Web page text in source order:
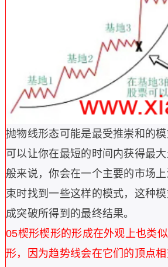
抛物线形态可能是最受推崇和的
可以让你在最短的时间内获得最
般来说，你会在一个主要的市场
束时找到一些这样的模式，这种
成突破所得到的最终结果。
05楔形楔形的形成在外观上也类
形，因为趋势线会在它们的顶点